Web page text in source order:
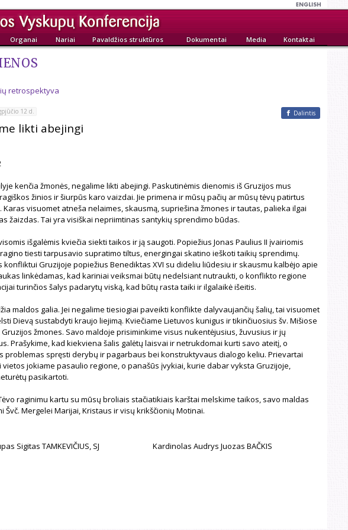
Organai Nariai Pavaldžios struktūros Dokumentai Media Kontaktai
retrospektyva
Dalintis
12 d.
likti abejingi
kenčia žmonės, negalime likti abejingi. Paskutinėmis dienomis iš Gruzijos mus
žinios ir šiurpūs karo vaizdai. Jie primena ir mūsų pačių ar mūsų tėvų patirtus
Karas visuomet atneša nelaimes, skausmą, supriešina žmones ir tautas, palieka ilgai
žaizdas. Tai yra visiškai nepriimtinas santykių sprendimo būdas.
išgalėmis kviečia siekti taikos ir ją saugoti. Popiežius Jonas Paulius II įvairiomis
tiesti tarpusavio supratimo tiltus, energingai skatino ieškoti taikių sprendimų.
konfliktui Gruzijoje popiežius Benediktas XVI su dideliu liūdesiu ir skausmu kalbėjo apie
linkėdamas, kad kariniai veiksmai būtų nedelsiant nutraukti, o konflikto regione
turinčios šalys padarytų viską, kad būtų rasta taiki ir ilgalaikė išeitis.
maldos galia. Jei negalime tiesiogiai paveikti konflikte dalyvaujančių šalių, tai visuomet
Dievą sustabdyti kraujo liejimą. Kviečiame Lietuvos kunigus ir tikinčiuosius šv. Mišiose
žmones. Savo maldoje prisiminkime visus nukentėjusius, žuvusius ir jų
Prašykime, kad kiekviena šalis galėtų laisvai ir netrukdomai kurti savo ateitį, o
problemas spręsti derybų ir pagarbaus bei konstruktyvaus dialogo keliu. Prievartai
jokiame pasaulio regione, o panašūs įvykiai, kurie dabar vyksta Gruzijoje,
pasikartoti.
raginimu kartu su mūsų broliais stačiatikiais karštai melskime taikos, savo maldas
Švč. Mergelei Marijai, Kristaus ir visų krikščionių Motinai.
Sigitas TAMKEVIČIUS, SJ Kardinolas Audrys Juozas BAČKIS